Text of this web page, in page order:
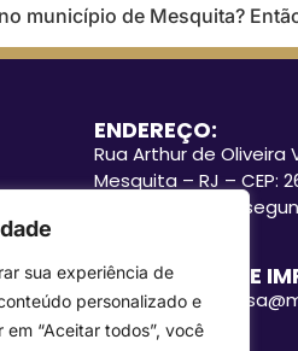
sua experiência de
personalizado e
“Aceitar todos”, você
município de Mesquita?
ENDEREÇO:
Rua Arthur de Oliveira
Mesquita – RJ – CEP:
Funcionamento:
ASSESSORIA DE
Contato: